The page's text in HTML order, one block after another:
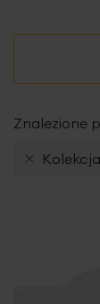
Znalezione
Kolekcja